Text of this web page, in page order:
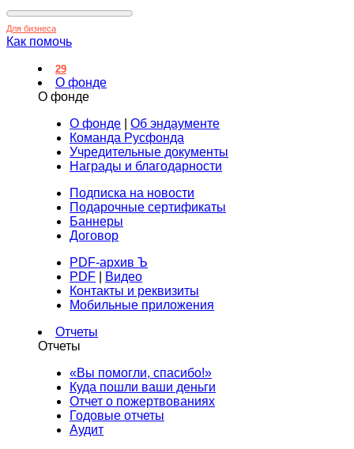
Для бизнеса
Как помочь
29
О фонде
О фонде
О фонде
Об эндаументе
Команда Русфонда
Учредительные документы
Награды и благодарности
Подписка на новости
Подарочные сертификаты
Баннеры
Договор
PDF-архив Ъ
PDF
Видео
Контакты и реквизиты
Мобильные приложения
Отчеты
Отчеты
«Вы помогли, спасибо!»
Куда пошли ваши деньги
Отчет о пожертвованиях
Годовые отчеты
Аудит